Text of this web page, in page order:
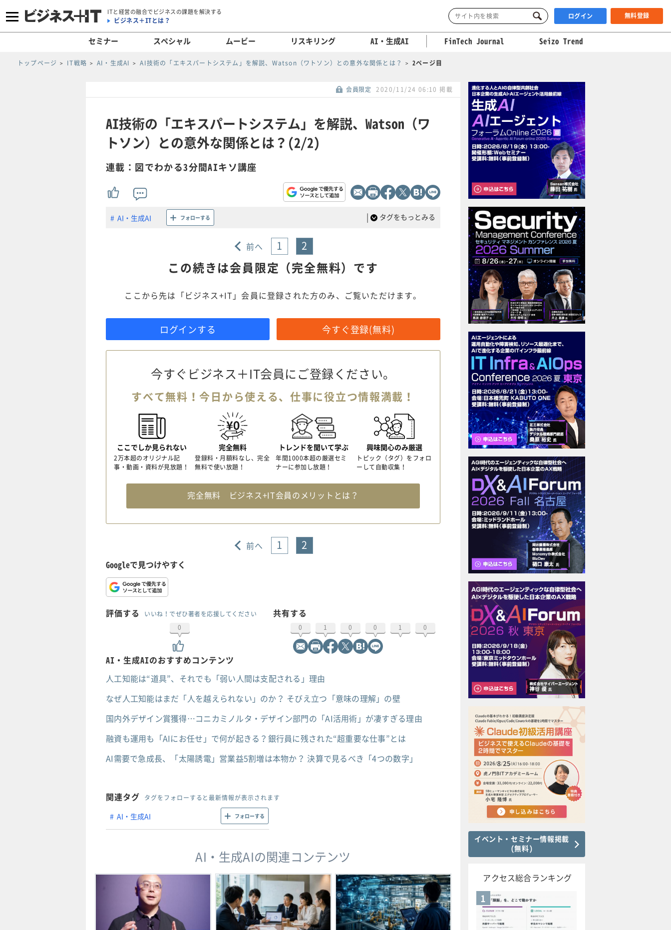
ITと経営の融合でビジネスの課題を解決する
ビジネス＋ITとは？ ログイン 無料登録
セミナー スペシャル ムービー リスキリング AI・生成AI FinTech Journal Seizo Trend
トップページ IT戦略 AI・生成AI AI技術の「エキスパートシステム」を解説、Watson（ワトソン）との意外な関係とは？ 2ページ目
会員限定 2020/11/24 06:10 掲載
AI技術の「エキスパートシステム」を解説、Watson（ワ
トソン）との意外な関係とは？(2/2)
連載：図でわかる3分間AIキソ講座
AI・生成AI フォローする | タグをもっとみる
前へ 1 2
この続きは会員限定（完全無料）です
ここから先は「ビジネス+IT」会員に登録された方のみ、ご覧いただけます。
ログインする 今すぐ登録(無料)
今すぐビジネス＋IT会員にご登録ください。
すべて無料！今日から使える、仕事に役立つ情報満載！
ここでしか見られない
2万本超のオリジナル記
事・動画・資料が見放題！
完全無料
登録料・月額料なし、完全
無料で使い放題！
トレンドを聞いて学ぶ
年間1000本超の厳選セミ
ナーに参加し放題！
興味関心のみ厳選
トピック（タグ）をフォロ
ーして自動収集！
完全無料 ビジネス+IT会員のメリットとは？
前へ 1 2
Googleで見つけやすく
評価する
いいね！でぜひ著者を応援してください
0
共有する
0 1 0 0 1 0
AI・生成AIのおすすめコンテンツ
人工知能は“道具”、それでも「弱い人間は支配される」理由
なぜ人工知能はまだ「人を越えられない」のか？ そびえ立つ「意味の理解」の壁
国内外デザイン賞獲得…コニカミノルタ・デザイン部門の「AI活用術」が凄すぎる理由
融資も運用も「AIにお任せ」で何が起きる？銀行員に残された“超重要な仕事”とは
AI需要で急成長、「太陽誘電」営業益5割増は本物か？ 決算で見るべき「4つの数字」
関連タグ タグをフォローすると最新情報が表示されます
AI・生成AI フォローする
AI・生成AIの関連コンテンツ
イベント・セミナー情報掲載
(無料)
アクセス総合ランキング
1